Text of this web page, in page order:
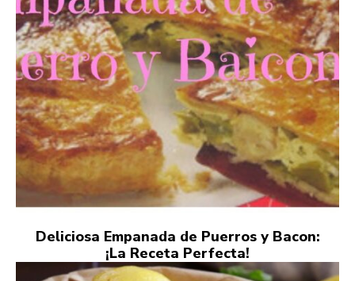
Deliciosa Empanada de Puerros y Bacon:
¡La Receta Perfecta!